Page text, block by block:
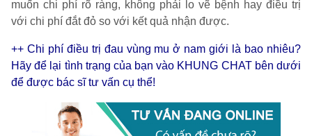
muốn chi phí rõ ràng, không phải lo vẽ bệnh hay điều trị
với chi phí đắt đỏ so với kết quả nhận được.
++ Chi phí điều trị đau vùng mu ở nam giới là bao nhiêu?
Hãy để lại tình trạng của bạn vào KHUNG CHAT bên dưới
để được bác sĩ tư vấn cụ thể!